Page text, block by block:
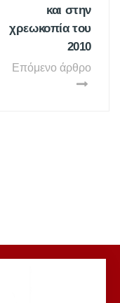
και στην
χρεωκοπία του
2010
Επόμενο άρθρο